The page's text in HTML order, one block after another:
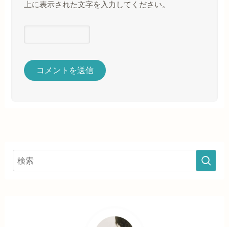
上に表示された文字を入力してください。